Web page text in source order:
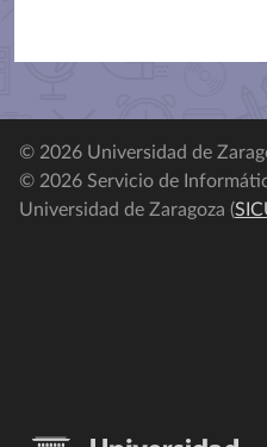
© 2026 Universidad de
© 2026 Servicio de
Universidad de Zaragoza (